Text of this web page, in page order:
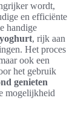
wordt,
en efficiënte
handige
, rijk aan
Het proces
ook een
het gebruik
genieten
mogelijkheid